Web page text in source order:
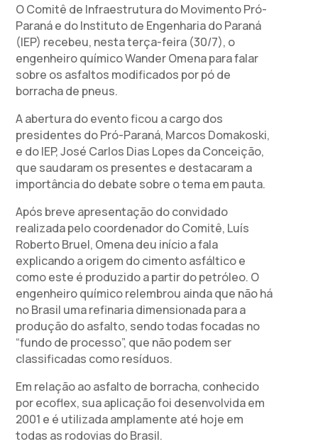
O Comitê de Infraestrutura do Movimento Pró-
Paraná e do Instituto de Engenharia do Paraná
(IEP) recebeu, nesta terça-feira (30/7), o
engenheiro químico Wander Omena para falar
sobre os asfaltos modificados por pó de
borracha de pneus.
A abertura do evento ficou a cargo dos
presidentes do Pró-Paraná, Marcos Domakoski,
e do IEP, José Carlos Dias Lopes da Conceição,
que saudaram os presentes e destacaram a
importância do debate sobre o tema em pauta.
Após breve apresentação do convidado
realizada pelo coordenador do Comitê, Luís
Roberto Bruel, Omena deu início a fala
explicando a origem do cimento asfáltico e
como este é produzido a partir do petróleo. O
engenheiro químico relembrou ainda que não há
no Brasil uma refinaria dimensionada para a
produção do asfalto, sendo todas focadas no
“fundo de processo”, que não podem ser
classificadas como resíduos.
Em relação ao asfalto de borracha, conhecido
por ecoflex, sua aplicação foi desenvolvida em
2001 e é utilizada amplamente até hoje em
todas as rodovias do Brasil.